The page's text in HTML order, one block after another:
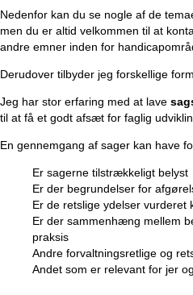
Nedenfor kan du se nogle af de
men du er altid velkommen til at
andre emner inden for
Derudover tilbyder jeg forskellige
Jeg har stor erfaring med at lave
til at få et godt afsæt for faglig
En gennemgang af sager kan have
Er sagerne tilstrækkeligt belyst
Er der begrundelser for
Er de retslige ydelser vurderet
Er der sammenhæng mellem
praksis
Andre forvaltningsretlige og
Andet som er relevant for jer